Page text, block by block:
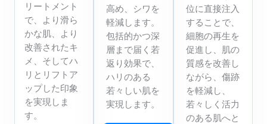
リートメント
で、より滑ら
かな肌、より
改善されたキ
メ、そしてハ
リとリフトア
ップした印象
を実現しま
す。
高め、シワを
軽減します。
包括的かつ深
層まで届く若
返り効果で、
ハリのある
若々しい肌を
実現します。
位に直接注入
することで、
細胞の再生を
促進し、肌の
質感を改善し
ながら、傷跡
を軽減し、
若々しく活力
のある肌へと